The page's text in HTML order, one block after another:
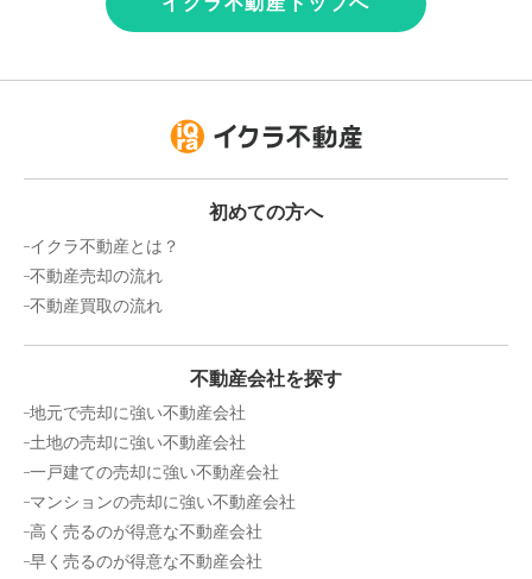
初めての方へ
イクラ不動産とは？
不動産売却の流れ
不動産買取の流れ
不動産会社を探す
地元で売却に強い不動産会社
土地の売却に強い不動産会社
一戸建ての売却に強い不動産会社
マンションの売却に強い不動産会社
高く売るのが得意な不動産会社
早く売るのが得意な不動産会社